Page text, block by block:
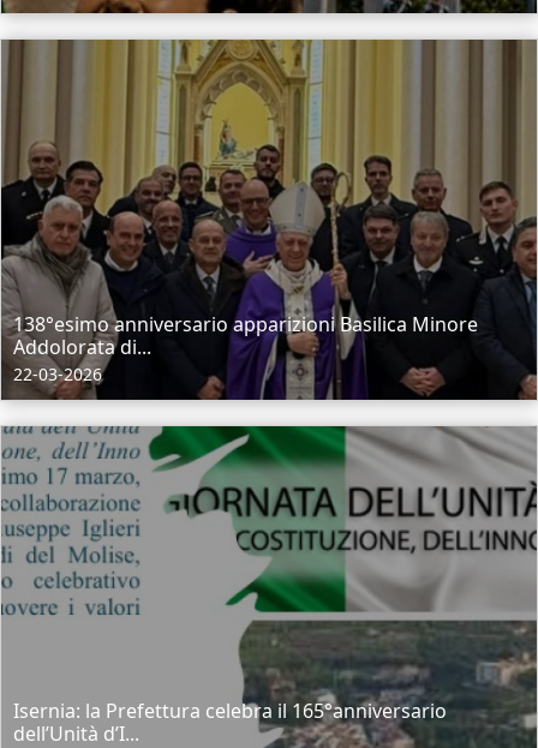
138°esimo anniversario apparizioni Basilica Minore
Addolorata di...
22-03-2026
Isernia: la Prefettura celebra il 165°anniversario
dell’Unità d’I...